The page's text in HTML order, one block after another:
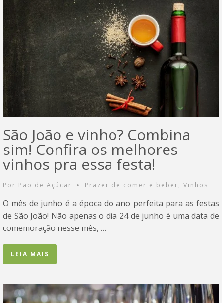
São João e vinho? Combina
sim! Confira os melhores
vinhos pra essa festa!
Por Pão de Açúcar • Prazer de comer e beber, Vinhos
O mês de junho é a época do ano perfeita para as festas
de São João! Não apenas o dia 24 de junho é uma data de
comemoração nesse mês, …
LEIA MAIS